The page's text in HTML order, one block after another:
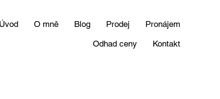
Úvod O mně Blog Prodej
Pronájem
Odhad ceny
Kontakt